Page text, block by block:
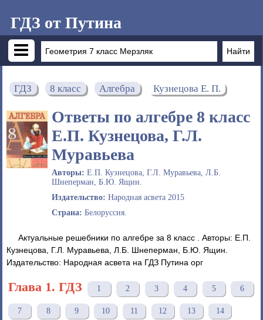
ГДЗ от Путина
ГДЗ 8 класс Алгебра Кузнецова Е. П.
Ответы по алгебре 8 класс
Е.П. Кузнецова, Г.Л.
Муравьева
Авторы: Е.П. Кузнецова, Г.Л. Муравьева, Л.Б.
Шнеперман, Б.Ю. Ящин.
Издательство: Народная асвета 2015
Страна: Белоруссия.
Актуальные решебники по алгебре за 8 класс . Авторы: Е.П.
Кузнецова, Г.Л. Муравьева, Л.Б. Шнеперман, Б.Ю. Ящин.
Издательство: Народная асвета на ГДЗ Путина орг
Глава 1. ГДЗ 1 2 3 4 5 6
7 8 9 10 11 12 13 14